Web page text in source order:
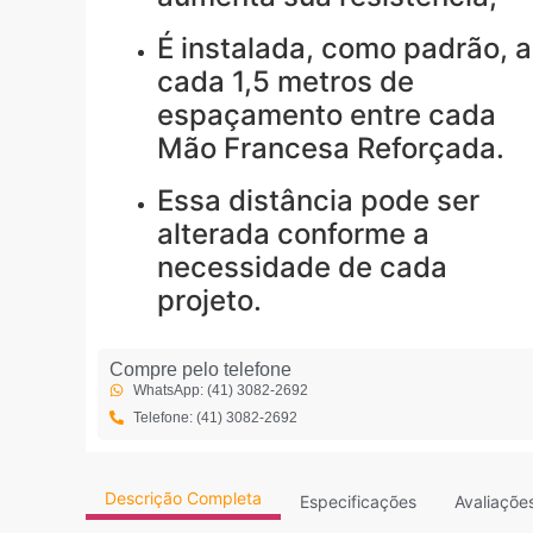
É instalada, como padrão, a
cada 1,5 metros de
espaçamento entre cada
Mão Francesa Reforçada.
Essa distância pode ser
alterada conforme a
necessidade de cada
projeto.
Compre pelo telefone
WhatsApp: (41) 3082-2692
Telefone: (41) 3082-2692
Descrição Completa Especificações